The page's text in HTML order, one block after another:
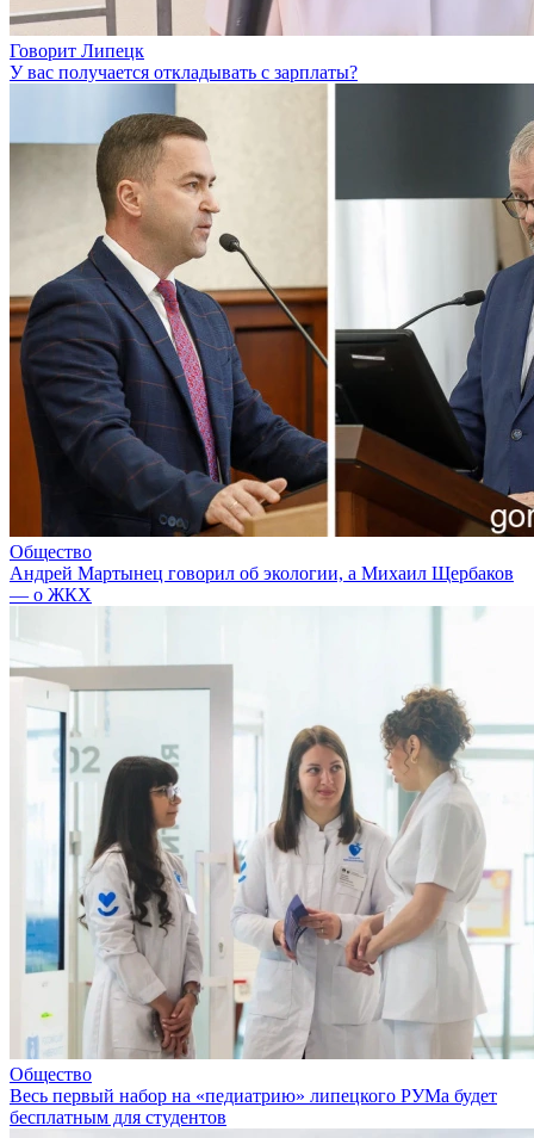
Говорит Липецк
У вас получается откладывать с зарплаты?
Общество
Андрей Мартынец говорил об экологии, а Михаил Щербаков
— о ЖКХ
Общество
Весь первый набор на «педиатрию» липецкого РУМа будет
бесплатным для студентов